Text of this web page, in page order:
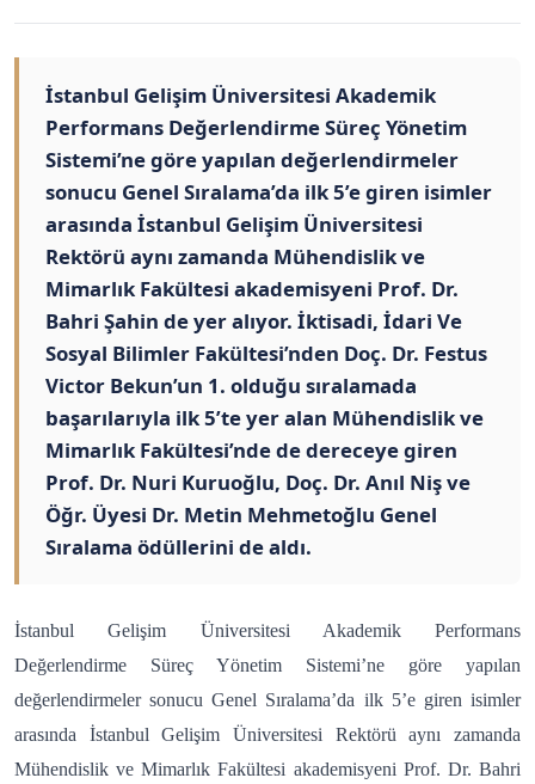
İstanbul Gelişim Üniversitesi Akademik
Performans Değerlendirme Süreç Yönetim
Sistemi’ne göre yapılan değerlendirmeler
sonucu Genel Sıralama’da ilk 5’e giren isimler
arasında İstanbul Gelişim Üniversitesi
Rektörü aynı zamanda Mühendislik ve
Mimarlık Fakültesi akademisyeni Prof. Dr.
Bahri Şahin de yer alıyor. İktisadi, İdari Ve
Sosyal Bilimler Fakültesi’nden Doç. Dr. Festus
Victor Bekun’un 1. olduğu sıralamada
başarılarıyla ilk 5’te yer alan Mühendislik ve
Mimarlık Fakültesi’nde de dereceye giren
Prof. Dr. Nuri Kuruoğlu, Doç. Dr. Anıl Niş ve
Öğr. Üyesi Dr. Metin Mehmetoğlu Genel
Sıralama ödüllerini de aldı.
İstanbul Gelişim Üniversitesi Akademik Performans
Değerlendirme Süreç Yönetim Sistemi’ne göre yapılan
değerlendirmeler sonucu Genel Sıralama’da ilk 5’e giren isimler
arasında İstanbul Gelişim Üniversitesi Rektörü aynı zamanda
Mühendislik ve Mimarlık Fakültesi akademisyeni Prof. Dr. Bahri